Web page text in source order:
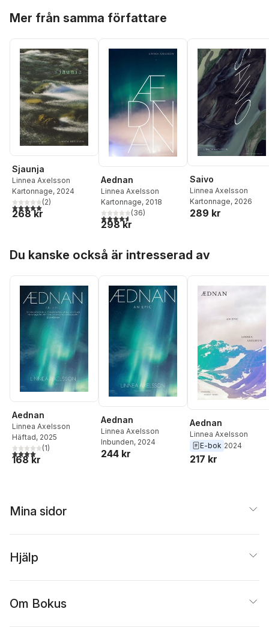
Mer från samma författare
Sjaunja
Linnea Axelsson
Kartonnage, 2024
5,0utav 5 stjärnor. Totalt antal röster:
(2)
268 kr
Aednan
Linnea Axelsson
Kartonnage, 2018
4,6utav 5 stjärnor. Totalt antal röster:
(36)
298 kr
Saivo
Linnea Axelsson
Kartonnage, 2026
289 kr
Du kanske också är intresserad av
Aednan
Linnea Axelsson
Häftad, 2025
4,0utav 5 stjärnor. Totalt antal röster:
(1)
168 kr
Aednan
Linnea Axelsson
Inbunden, 2024
244 kr
Aednan
Linnea Axelsson
E-bok 2024
217 kr
Mina sidor
Hjälp
Om Bokus